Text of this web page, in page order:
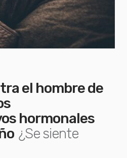
el hombre de
hormonales
¿Se siente